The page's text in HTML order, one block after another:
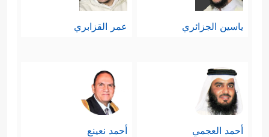
ياسين الجزائري عمر القزابري
أحمد العجمي أحمد نعينع